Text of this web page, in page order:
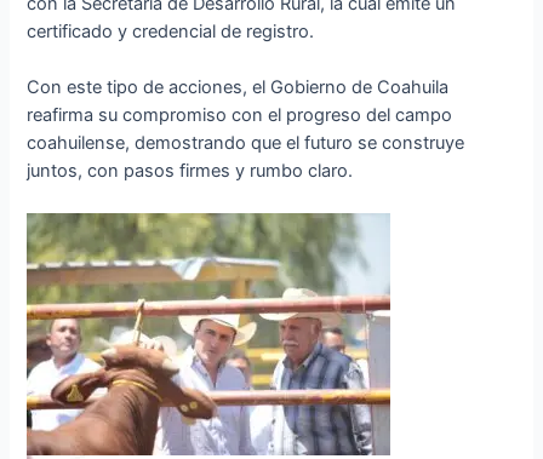
certificado y credencial de registro.
Con este tipo de acciones, el Gobierno de Coahuila
reafirma su compromiso con el progreso del campo
coahuilense, demostrando que el futuro se construye
juntos, con pasos firmes y rumbo claro.